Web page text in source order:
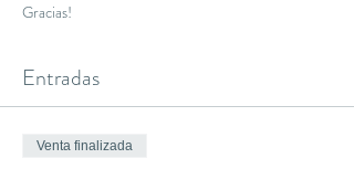
Gracias!
Entradas
Venta finalizada